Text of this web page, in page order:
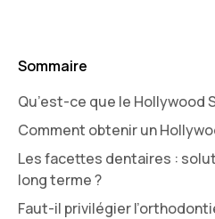
Sommaire
Qu’est-ce que le Hollywood
Comment obtenir un
Les facettes dentaires :
long terme ?
Faut-il privilégier